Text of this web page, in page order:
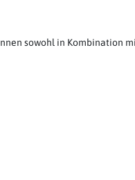
sowohl in Kombination